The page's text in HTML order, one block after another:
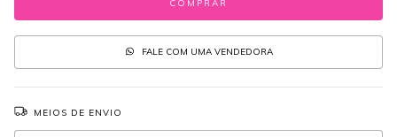
FALE COM UMA VENDEDORA
MEIOS DE ENVIO
Entregas para o CEP:
ALTERAR CEP